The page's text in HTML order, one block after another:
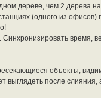
дереве, чем 2 дерева
(одного из
Синхронизировать
объекты,
выглядеть после